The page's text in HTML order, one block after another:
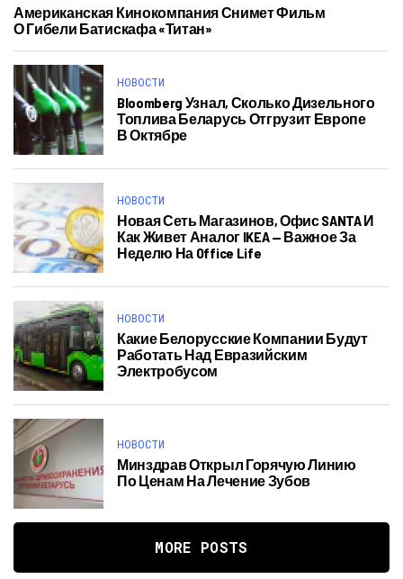
Американская Кинокомпания Снимет Фильм
О Гибели Батискафа «Титан»
НОВОСТИ
Bloomberg Узнал, Сколько Дизельного
Топлива Беларусь Отгрузит Европе
В Октябре
НОВОСТИ
Новая Сеть Магазинов, Офис SANTA И
Как Живет Аналог IKEA — Важное За
Неделю На Office Life
НОВОСТИ
Какие Белорусские Компании Будут
Работать Над Евразийским
Электробусом
НОВОСТИ
Минздрав Открыл Горячую Линию
По Ценам На Лечение Зубов
MORE POSTS